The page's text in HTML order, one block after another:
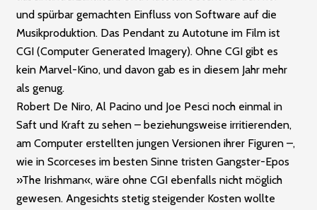
und spürbar gemachten Einfluss von Software auf die
Musikproduktion. Das Pendant zu Autotune im Film ist
CGI (Computer Generated Imagery). Ohne CGI gibt es
kein Marvel-Kino, und davon gab es in diesem Jahr mehr
als genug.
Robert De Niro, Al Pacino und Joe Pesci noch einmal in
Saft und Kraft zu sehen – beziehungsweise irritierenden,
am Computer erstellten jungen Versionen ihrer Figuren –,
wie in Scorceses im besten Sinne tristen Gangster-Epos
»The Irishman«, wäre ohne CGI ebenfalls nicht möglich
gewesen. Angesichts stetig steigender Kosten wollte